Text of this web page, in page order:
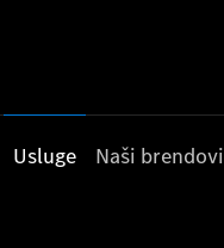
Usluge Naši brendovi